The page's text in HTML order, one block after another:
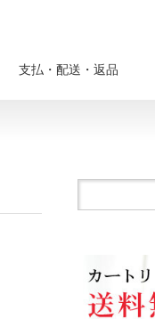
支払・配送・返品